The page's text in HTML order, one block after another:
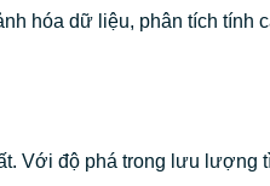
hóa dữ liệu, phân tích tính
Với độ phá trong lưu lượng